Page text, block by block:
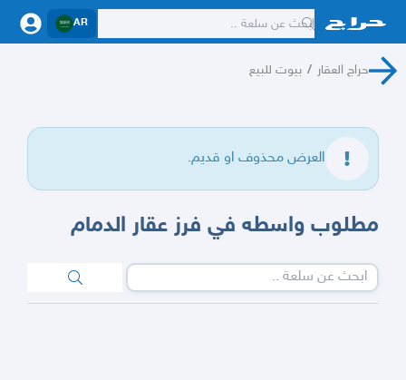
AR
حراج العقار / بيوت للبيع
العرض محذوف او قديم.
مطلوب واسطه في فرز عقار الدمام